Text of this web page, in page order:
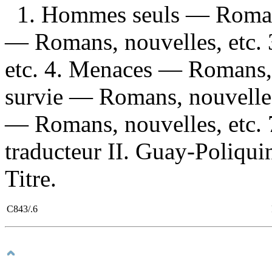
1. Hommes seuls —
— Romans, nouvelles, etc.
etc. 4. Menaces —
survie — Romans,
— Romans, nouvelles, etc.
traducteur II. Guay-
Titre.
C843/.6